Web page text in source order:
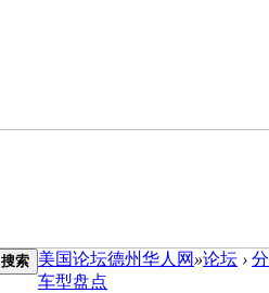
搜索 美国论坛德州华人网 »论坛 ›
车型盘点